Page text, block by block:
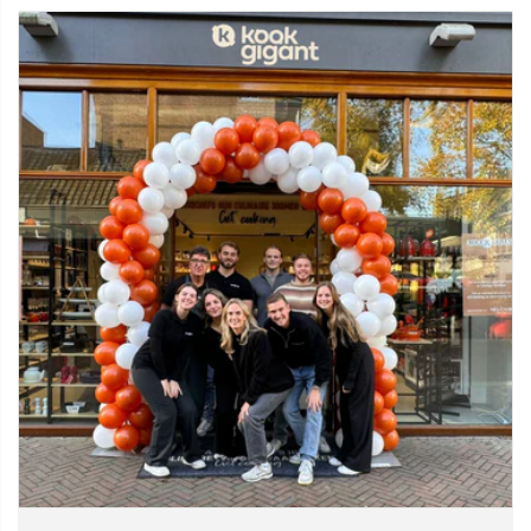
vaatwasser.
Droog de plank direct na het reinigen grondig af.
Behandel regelmatig met een geschikte onderhoudsolie om
het hout in topconditie te houden.
Bestel vandaag
Is je keuken toe aan een upgrade met zowel praktische als
esthetische waarde? Kies dan voor deLuxe Snijplank Massief
Bamboehout van Shinrai Knivesen voeg een vleugje natuurlijke
elegantie toe aan je culinaire beleving.